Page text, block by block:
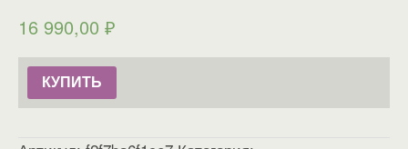
16 990,00 ₽
КУПИТЬ